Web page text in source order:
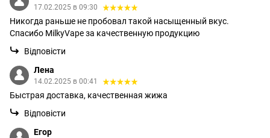
17.02.2025 в 09:30
Никогда раньше не пробовал такой насыщенный вкус.
Спасибо MilkyVape за качественную продукцию
Відповісти
Лена
14.02.2025 в 00:41
Быстрая доставка, качественная жижа
Відповісти
Егор